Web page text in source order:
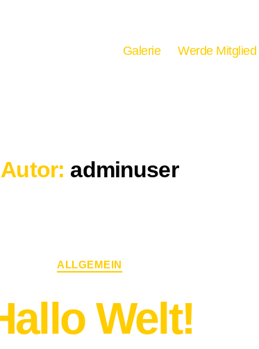
Galerie Werde Mitglied
Autor: adminuser
Kategorien
ALLGEMEIN
Welt!